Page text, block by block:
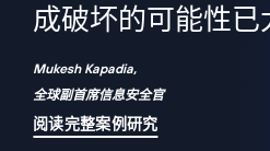
成破坏的可能性已
Mukesh Kapadia,
全球副首席信息安全官
阅读完整案例研究